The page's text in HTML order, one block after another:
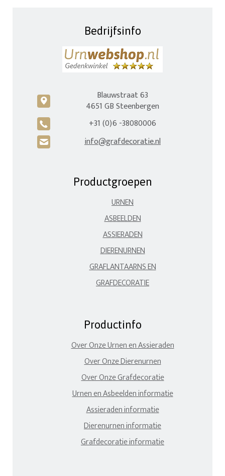
Bedrijfsinfo
c
Blauwstraat 63
4651 GB Steenbergen
A +31 (0)6 -38080006
H info@grafdecoratie.nl
Productgroepen
URNEN
ASBEELDEN
ASSIERADEN
DIERENURNEN
GRAFLANTAARNS EN
GRAFDECORATIE
Productinfo
Over Onze Urnen en Assieraden
Over Onze Dierenurnen
Over Onze Grafdecoratie
Urnen en Asbeelden informatie
Assieraden informatie
Dierenurnen informatie
Grafdecoratie informatie